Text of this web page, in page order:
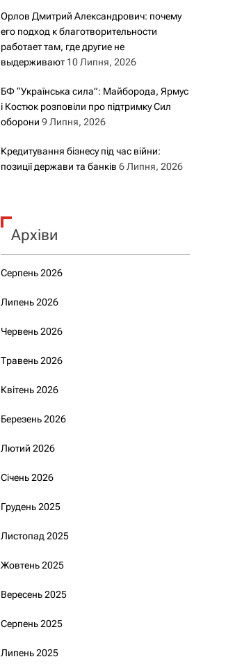
Орлов Дмитрий Александрович: почему
его подход к благотворительности
работает там, где другие не
выдерживают 10 Липня, 2026
БФ “Українська сила”: Майборода, Ярмус
і Костюк розповіли про підтримку Сил
оборони 9 Липня, 2026
Кредитування бізнесу під час війни:
позиції держави та банків 6 Липня, 2026
Архіви
Серпень 2026
Липень 2026
Червень 2026
Травень 2026
Квітень 2026
Березень 2026
Лютий 2026
Січень 2026
Грудень 2025
Листопад 2025
Жовтень 2025
Вересень 2025
Серпень 2025
Липень 2025